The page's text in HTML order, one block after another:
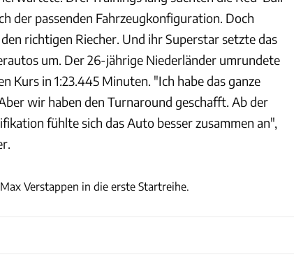
der passenden Fahrzeugkonfiguration. Doch
richtigen Riecher. Und ihr Superstar setzte das
um. Der 26-jährige Niederländer umrundete
Kurs in 1:23.445 Minuten. "Ich habe das ganze
wir haben den Turnaround geschafft. Ab der
fühlte sich das Auto besser zusammen an",
Verstappen in die erste Startreihe.